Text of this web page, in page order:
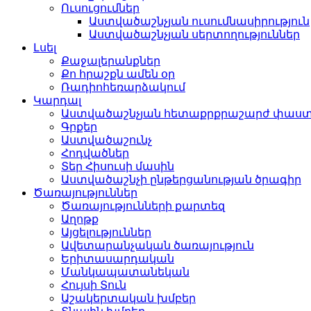
Ուսուցումներ
Աստվածաշնչյան ուսումնասիրություն
Աստվածաշնչյան սերտողություններ
Լսել
Քաջալերանքներ
Քո հրաշքն ամեն օր
Ռադիոհեռարձակում
Կարդալ
Աստվածաշնչյան հետաքրքրաշարժ
Գրքեր
Աստվածաշունչ
Հոդվածներ
Տեր Հիսուսի մասին
Աստվածաշնչի ընթերցանության ծրագիր
Ծառայություններ
Ծառայությունների քարտեզ
Աղոթք
Այցելություններ
Ավետարանչական ծառայություն
Երիտասարդական
Մանկապատանեկան
Հույսի Տուն
Աշակերտական խմբեր